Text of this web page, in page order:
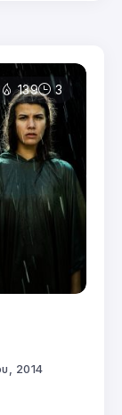
139 3
2014